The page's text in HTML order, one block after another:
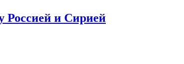
Россией и Сирией